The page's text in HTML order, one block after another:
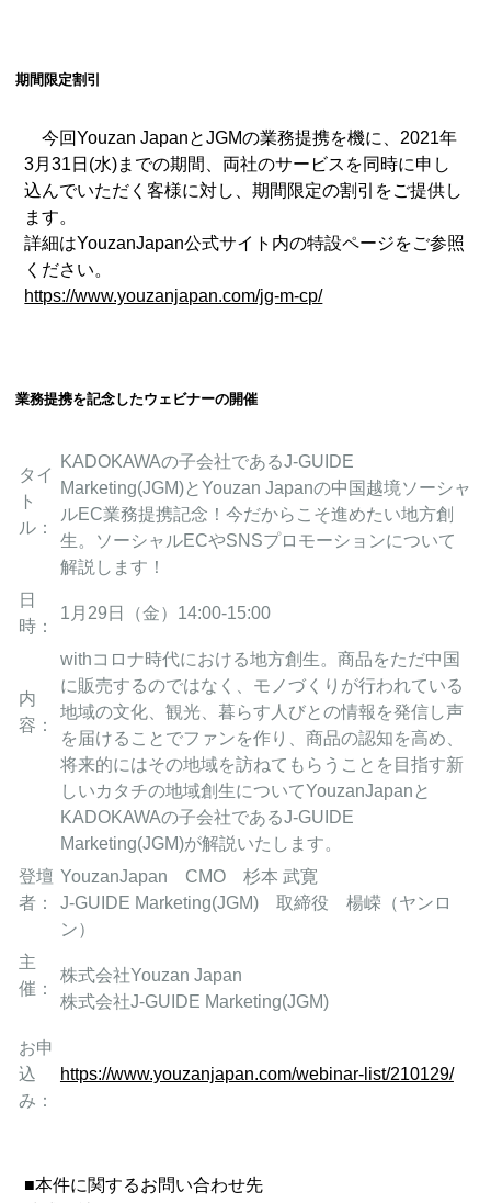
期間限定割引
今回Youzan JapanとJGMの業務提携を機に、2021年
3月31日(水)までの期間、両社のサービスを同時に申し
込んでいただく客様に対し、期間限定の割引をご提供し
ます。
詳細はYouzanJapan公式サイト内の特設ページをご参照
ください。
https://www.youzanjapan.com/jg-m-cp/
業務提携を記念したウェビナーの開催
タイ
ト
ル：
KADOKAWAの子会社であるJ-GUIDE
Marketing(JGM)とYouzan Japanの中国越境ソーシャ
ルEC業務提携記念！今だからこそ進めたい地方創
生。ソーシャルECやSNSプロモーションについて
解説します！
日
時：
1月29日（金）14:00-15:00
内
容：
withコロナ時代における地方創生。商品をただ中国
に販売するのではなく、モノづくりが行われている
地域の文化、観光、暮らす人びとの情報を発信し声
を届けることでファンを作り、商品の認知を高め、
将来的にはその地域を訪ねてもらうことを目指す新
しいカタチの地域創生についてYouzanJapanと
KADOKAWAの子会社であるJ-GUIDE
Marketing(JGM)が解説いたします。
登壇
者：
YouzanJapan CMO 杉本 武寛
J-GUIDE Marketing(JGM) 取締役 楊嵘（ヤンロ
ン）
主
催：
株式会社Youzan Japan
株式会社J-GUIDE Marketing(JGM)
お申
込
み：
https://www.youzanjapan.com/webinar-list/210129/
■本件に関するお問い合わせ先